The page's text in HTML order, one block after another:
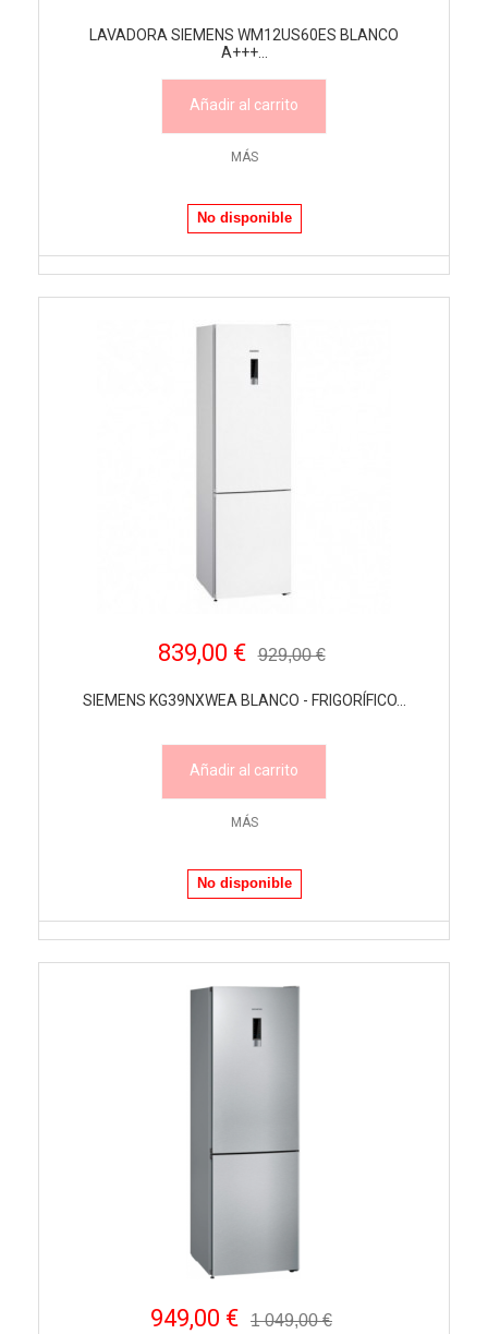
LAVADORA SIEMENS WM12US60ES BLANCO
A+++...
Añadir al carrito
MÁS
No disponible
839,00 € 929,00 €
SIEMENS KG39NXWEA BLANCO - FRIGORÍFICO...
Añadir al carrito
MÁS
No disponible
949,00 € 1 049,00 €